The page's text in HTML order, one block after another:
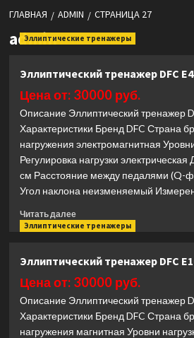
ГЛАВНАЯ ADMIN СТРАНИЦА 27
admin
Эллиптические тренажеры
Эллиптический тренажер DFC
Цена от: 30000 руб.
Описание Эллиптический тренажер
Характеристики Бренд DFC Страна
нагружения электромагнитная
Регулировка нагрузки
см Расстояние между педалями (Q-
Угол наклона неизменяемый
Читать далееПрочитать
больше
тренажер
DFC
(Лучшая
цена)
Эллиптические тренажеры
Эллиптический тренажер DFC
Цена от: 30000 руб.
Описание Эллиптический тренажер
Характеристики Бренд DFC Страна
нагружения магнитная Уровни